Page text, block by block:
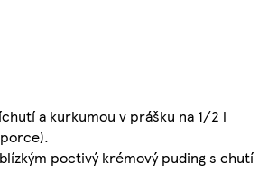
a kurkumou v prášku na 1/2 l
poctivý krémový puding s chutí